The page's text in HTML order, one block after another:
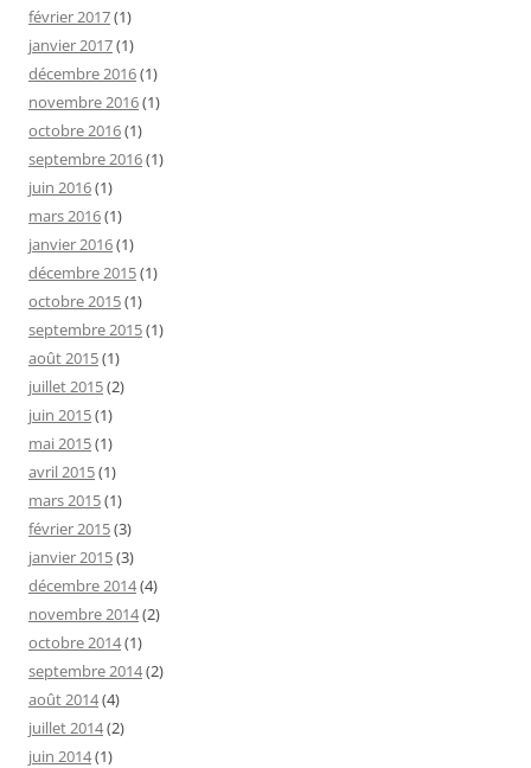
février 2017(1)
janvier 2017(1)
décembre 2016(1)
novembre 2016(1)
octobre 2016(1)
septembre 2016(1)
juin 2016(1)
mars 2016(1)
janvier 2016(1)
décembre 2015(1)
octobre 2015(1)
septembre 2015(1)
août 2015(1)
juillet 2015(2)
juin 2015(1)
mai 2015(1)
avril 2015(1)
mars 2015(1)
février 2015(3)
janvier 2015(3)
décembre 2014(4)
novembre 2014(2)
octobre 2014(1)
septembre 2014(2)
août 2014(4)
juillet 2014(2)
juin 2014(1)